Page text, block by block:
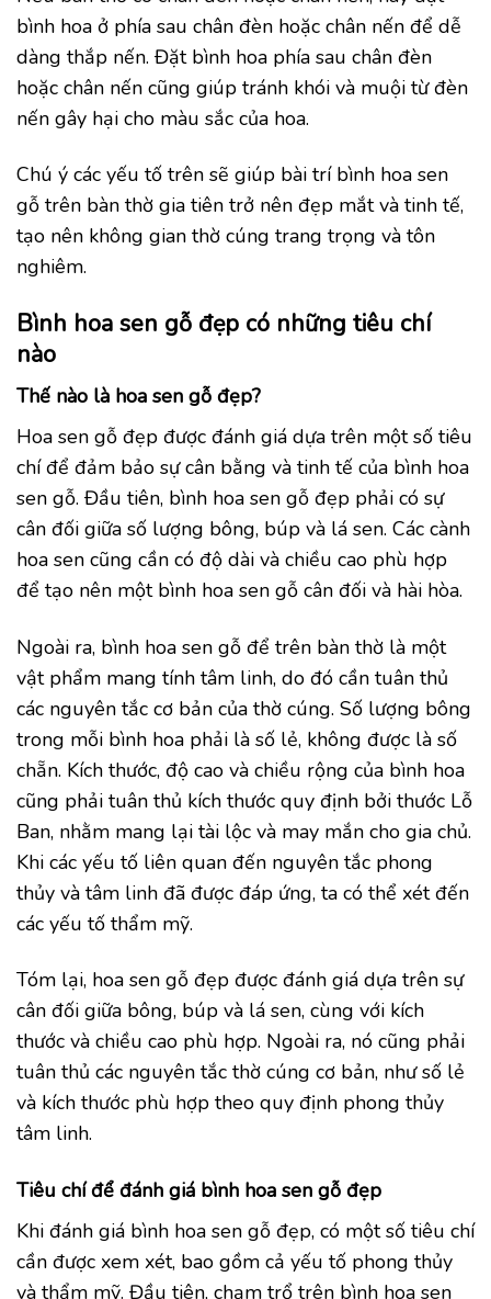
bình hoa ở phía sau chân đèn hoặc chân nến để dễ
dàng thắp nến. Đặt bình hoa phía sau chân đèn
hoặc chân nến cũng giúp tránh khói và muội từ đèn
nến gây hại cho màu sắc của hoa.
Chú ý các yếu tố trên sẽ giúp bài trí bình hoa sen
gỗ trên bàn thờ gia tiên trở nên đẹp mắt và tinh tế,
tạo nên không gian thờ cúng trang trọng và tôn
nghiêm.
Bình hoa sen gỗ đẹp có những tiêu chí
nào
Thế nào là hoa sen gỗ đẹp?
Hoa sen gỗ đẹp được đánh giá dựa trên một số tiêu
chí để đảm bảo sự cân bằng và tinh tế của bình hoa
sen gỗ. Đầu tiên, bình hoa sen gỗ đẹp phải có sự
cân đối giữa số lượng bông, búp và lá sen. Các cành
hoa sen cũng cần có độ dài và chiều cao phù hợp
để tạo nên một bình hoa sen gỗ cân đối và hài hòa.
Ngoài ra, bình hoa sen gỗ để trên bàn thờ là một
vật phẩm mang tính tâm linh, do đó cần tuân thủ
các nguyên tắc cơ bản của thờ cúng. Số lượng bông
trong mỗi bình hoa phải là số lẻ, không được là số
chẵn. Kích thước, độ cao và chiều rộng của bình hoa
cũng phải tuân thủ kích thước quy định bởi thước Lỗ
Ban, nhằm mang lại tài lộc và may mắn cho gia chủ.
Khi các yếu tố liên quan đến nguyên tắc phong
thủy và tâm linh đã được đáp ứng, ta có thể xét đến
các yếu tố thẩm mỹ.
Tóm lại, hoa sen gỗ đẹp được đánh giá dựa trên sự
cân đối giữa bông, búp và lá sen, cùng với kích
thước và chiều cao phù hợp. Ngoài ra, nó cũng phải
tuân thủ các nguyên tắc thờ cúng cơ bản, như số lẻ
và kích thước phù hợp theo quy định phong thủy
tâm linh.
Tiêu chí để đánh giá bình hoa sen gỗ đẹp
Khi đánh giá bình hoa sen gỗ đẹp, có một số tiêu chí
cần được xem xét, bao gồm cả yếu tố phong thủy
và thẩm mỹ. Đầu tiên, chạm trổ trên bình hoa sen